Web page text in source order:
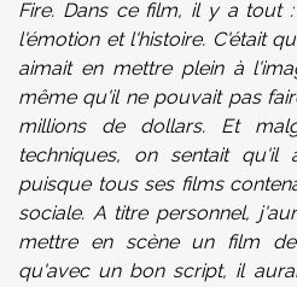
Fire. Dans ce film, il y a tout
l'émotion et l'histoire. C'était
aimait en mettre plein à
même qu'il ne pouvait pas
millions de dollars. Et
techniques, on sentait qu'il
puisque tous ses films
sociale. A titre personnel,
mettre en scène un film
qu'avec un bon script, il